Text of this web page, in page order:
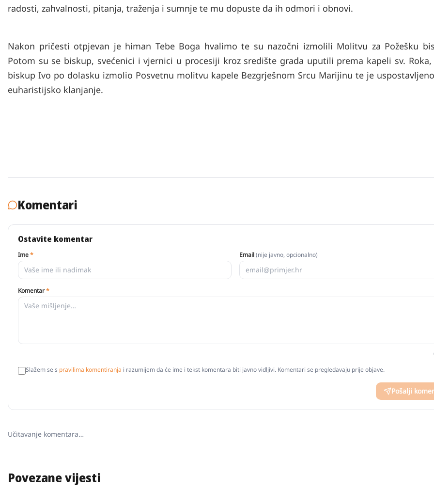
radosti, zahvalnosti, pitanja, traženja i sumnje te mu dopuste da ih odmori i obnovi.
Nakon pričesti otpjevan je himan Tebe Boga hvalimo te su nazočni izmolili Molitvu za Požešku
Potom su se biskup, svećenici i vjernici u procesiji kroz središte grada uputili prema kapeli sv.
biskup Ivo po dolasku izmolio Posvetnu molitvu kapele Bezgrješnom Srcu Marijinu te je
euharistijsko klanjanje.
Komentari
Ostavite komentar
Ime* Email(nije javno, opcionalno)
Komentar*
Slažem se s pravilima komentiranja i razumijem da će ime i tekst komentara biti javno vidljivi. Komentari se pregledavaju prije objave.
Pošalji
Učitavanje komentara…
Povezane vijesti